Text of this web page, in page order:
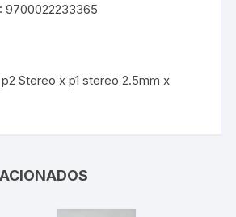
9700022233365
Stereo x p1 stereo 2.5mm x